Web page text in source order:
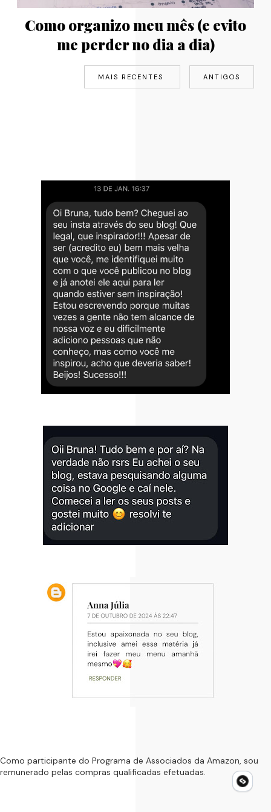
Como organizo meu mês (e evito
me perder no dia a dia)
MAIS RECENTES ANTIGOS
Como participante do Programa de Associados da Amazon, sou
remunerado pelas compras qualificadas efetuadas.